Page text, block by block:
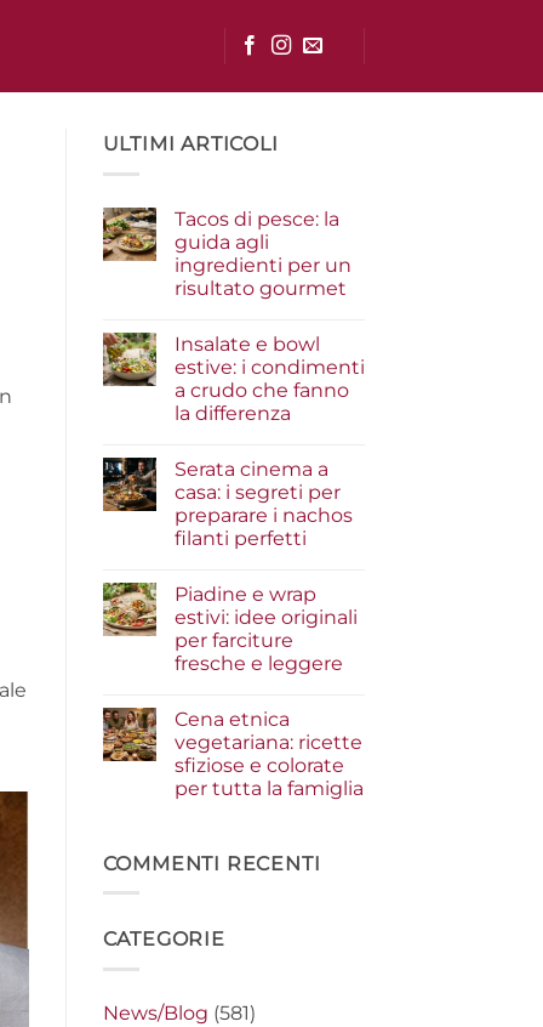
ULTIMI ARTICOLI
Tacos di pesce: la
guida agli
ingredienti per un
risultato gourmet
su
Tacos
di
pesce:
la
guida
per
un
risultato
gourmet
Insalate e bowl
estive: i condimenti
a crudo che fanno
la differenza
su
e
bowl
estive:
crudo
che
fanno
la
differenza
Serata cinema a
casa: i segreti per
preparare i nachos
filanti perfetti
su
Serata
cinema
a
casa:
preparare
i
nachos
filanti
perfetti
Piadine e wrap
estivi: idee originali
per farciture
fresche e leggere
su
e
wrap
estivi:
idee
fresche
e
Cena etnica
vegetariana: ricette
sfiziose e colorate
per tutta la famiglia
Cena
etnica
e
famiglia
COMMENTI RECENTI
CATEGORIE
News/Blog (581)